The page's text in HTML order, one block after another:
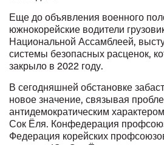
Еще до объявления военного
южнокорейские водители
Национальной Ассамблеей,
системы безопасных расценок,
закрыло в 2022 году.
В сегодняшней обстановке
новое значение, связывая
антидемократическим
Сок Ёля. Конфедерация
Федерация корейских